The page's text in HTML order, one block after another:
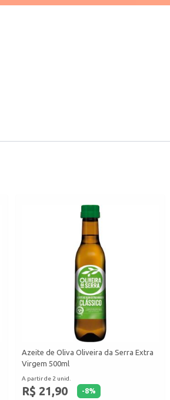
Azeite de Oliva Oliveira da Serra Extra
Virgem 500ml
A partir de 2 unid.
R$ 21,90 -8%